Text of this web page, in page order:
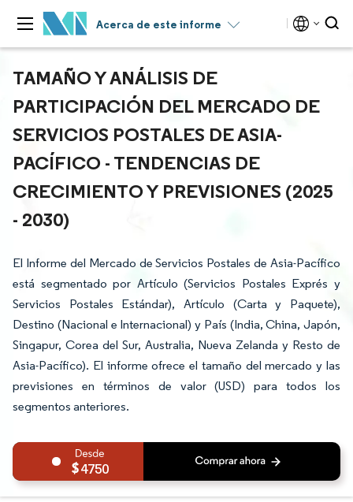
Acerca de este informe
TAMAÑO Y ANÁLISIS DE
PARTICIPACIÓN DEL MERCADO DE
SERVICIOS POSTALES DE ASIA-
PACÍFICO - TENDENCIAS DE
CRECIMIENTO Y PREVISIONES (2025
- 2030)
El Informe del Mercado de Servicios Postales de Asia-Pacífico
está segmentado por Artículo (Servicios Postales Exprés y
Servicios Postales Estándar), Artículo (Carta y Paquete),
Destino (Nacional e Internacional) y País (India, China, Japón,
Singapur, Corea del Sur, Australia, Nueva Zelanda y Resto de
Asia-Pacífico). El informe ofrece el tamaño del mercado y las
previsiones en términos de valor (USD) para todos los
segmentos anteriores.
4750